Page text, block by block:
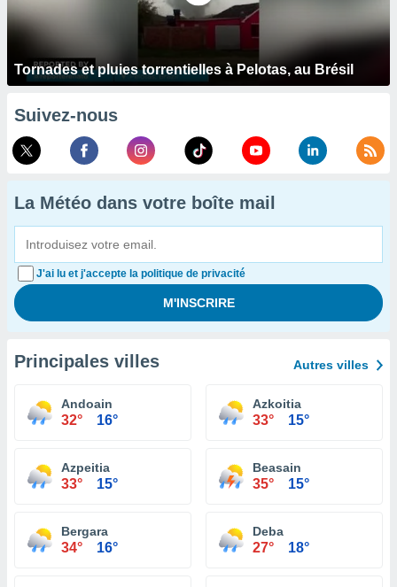
Tornades et pluies torrentielles à Pelotas, au Brésil
Suivez-nous
La Météo dans votre boîte mail
J'ai lu et j'accepte la politique de privacité
Principales villes Autres villes
Andoain
32° 16°
Azkoitia
33° 15°
Azpeitia
33° 15°
Beasain
35° 15°
Bergara
34° 16°
Deba
27° 18°